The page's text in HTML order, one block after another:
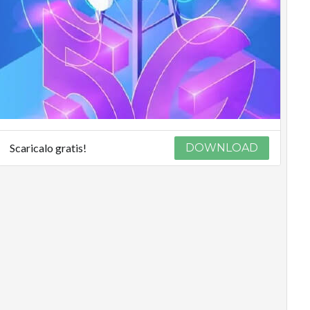
Scaricalo gratis! DOWNLOAD